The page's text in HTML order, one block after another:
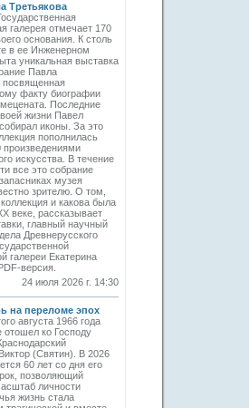
Третьякова
галерея отмечает 170
основания. К столь
в ее Инженерном
уникальная выставка
Павла
посвященная
факту биографии
Последние
жизни Павел
иконы. За это
пополнилась
произведениями
искусства. В течение
все это собрание
музея
зрителю. О том,
и какова была
веке, рассказывает
главный научный
Древнерусского
галереи Екатерина
версия.
24 июля 2026 г. 14:30
на переломе эпох
августа 1966 года
отошел ко Господу
(Святин). В 2026
60 лет со дня его
позволяющий
личности
жизнь стала